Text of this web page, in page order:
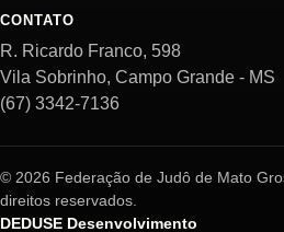
CONTATO
R. Ricardo Franco, 598
Vila Sobrinho, Campo Grande - MS
(67) 3342-7136
© 2026 Federação de Judô de Mato
direitos reservados.
DEDUSE Desenvolvimento